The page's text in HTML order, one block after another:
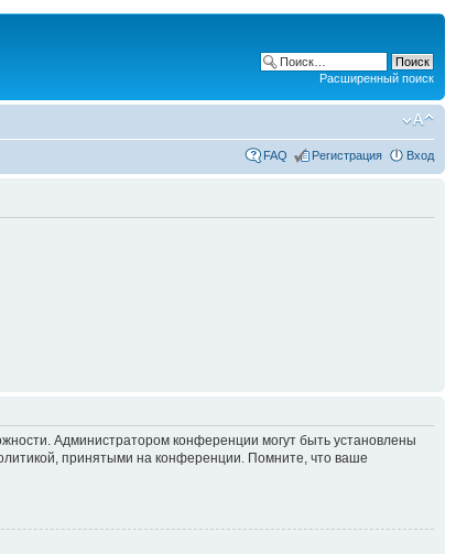
Расширенный поиск
FAQ Регистрация Вход
Администратором конференции могут быть установлены
принятыми на конференции. Помните, что ваше